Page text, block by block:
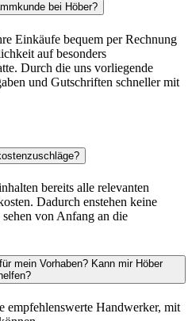
bei Höber?
Einkäufe bequem per Rechnung
auf besonders
Durch die uns vorliegende
und Gutschriften schneller mit
bereits alle relevanten
Dadurch enstehen keine
von Anfang an die
mein Vorhaben? Kann mir Höber
empfehlenswerte Handwerker, mit